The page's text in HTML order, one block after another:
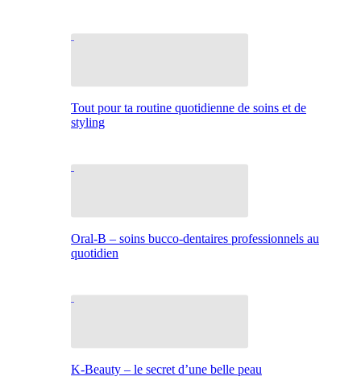
Tout pour ta routine quotidienne de soins et de
styling
Oral-B – soins bucco-dentaires professionnels au
quotidien
K-Beauty – le secret d’une belle peau